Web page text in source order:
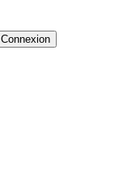
Connexion